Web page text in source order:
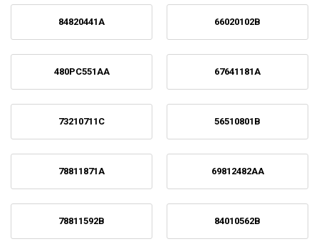
84820441A 66020102B
480PC551AA 67641181A
73210711C 56510801B
78811871A 69812482AA
78811592B 84010562B